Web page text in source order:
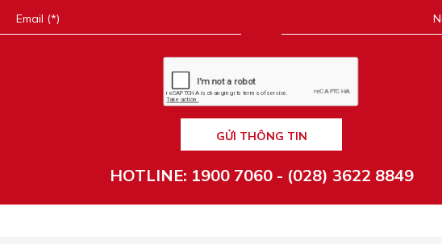
GỬI THÔNG TIN
HOTLINE: 1900 7060 - (028) 3622 8849